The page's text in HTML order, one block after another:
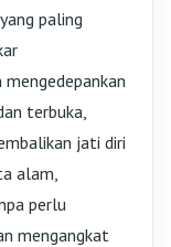
paling
terbuka,
jati diri
alam,
perlu
mengangkat